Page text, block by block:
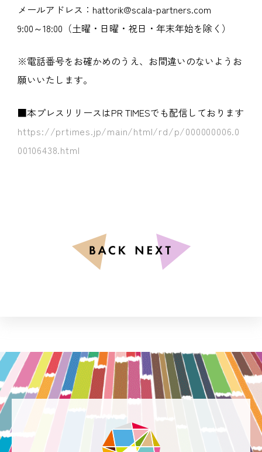
メールアドレス：hattorik@scala-partners.com
9:00～18:00（土曜・日曜・祝日・年末年始を除く）
※電話番号をお確かめのうえ、お間違いのないようお
願いいたします。
■本プレスリリースはPR TIMESでも配信しております
https://prtimes.jp/main/html/rd/p/000000006.0
00106438.html